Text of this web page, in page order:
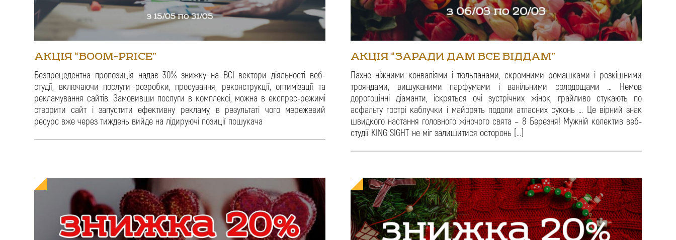
АКЦІЯ “BOOM-PRICE”
Безпрецедентна пропозиція надає 30% знижку на ВСІ вектори діяльності веб-
студії, включаючи послуги розробки, просування, реконструкції, оптимізації та
рекламування сайтів. Замовивши послуги в комплексі, можна в експрес-режимі
створити сайт і запустити ефективну рекламу, в результаті чого мережевий
ресурс вже через тиждень вийде на лідируючі позиції пошукача
АКЦІЯ “ЗАРАДИ ДАМ ВСЕ ВІДДАМ”
Пахне ніжними конваліями і тюльпанами, скромними ромашками і розкішними
трояндами, вишуканими парфумами і ванільними солодощами … Немов
дорогоцінні діаманти, іскряться очі зустрічних жінок, грайливо стукають по
асфальту гострі каблучки і майорять подоли атласних суконь … Це вірний знак
швидкого настання головного жіночого свята – 8 Березня! Мужній колектив веб-
студії KING SIGHT не міг залишитися осторонь […]